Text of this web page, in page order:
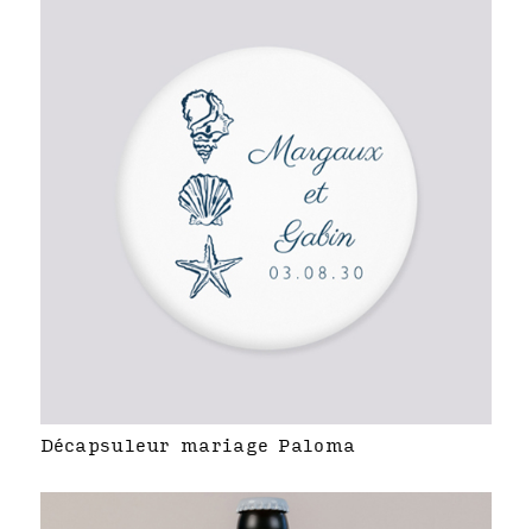
Décapsuleur mariage Paloma